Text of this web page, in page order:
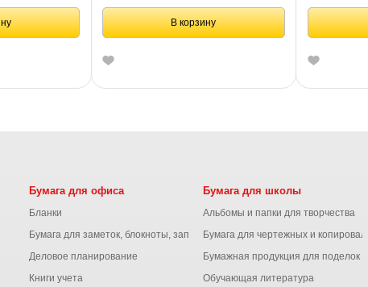
В корзину
Бумага для офиса
Бланки
Бумага для заметок, блокноты, записные книжки
Деловое планирование
Книги учета
Бумага для школы
Альбомы и папки для творчества
Бумага для чертежных и
Бумажная продукция для поделок
Обучающая литература